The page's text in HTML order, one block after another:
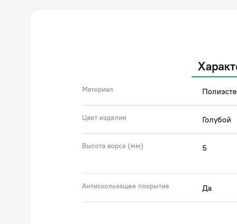
Материал
Цвет изделия Голубой
Высота ворса (мм) 5
Антискользящее покрытие Да